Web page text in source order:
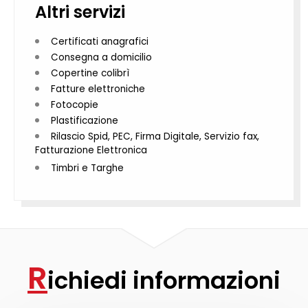
Altri servizi
Certificati anagrafici
Consegna a domicilio
Copertine colibrì
Fatture elettroniche
Fotocopie
Plastificazione
Rilascio Spid, PEC, Firma Digitale, Servizio fax,
Fatturazione Elettronica
Timbri e Targhe
Richiedi informazioni